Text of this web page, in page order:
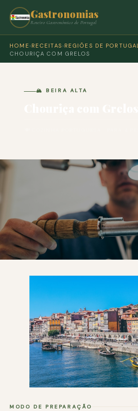
Gastronomias
Roteiro Gastronómico de Portugal
HOME › RECEITAS › REGIÕES DE PORTUGAL
CHOURIÇA COM GRELOS
🏔️ BEIRA ALTA
MODO DE PREPARAÇÃO